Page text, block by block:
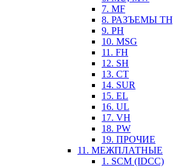
7. MF
8. РАЗЪЕМЫ
9. PH
10. MSG
11. FH
12. SH
13. CT
14. SUR
15. EL
16. UL
17. VH
18. PW
19. ПРОЧИЕ
11. МЕЖПЛАТНЫЕ
1. SCM (IDCC)